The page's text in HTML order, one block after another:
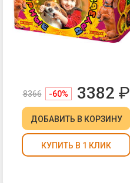
8366 -60% 3382 ₽
ДОБАВИТЬ В КОРЗИНУ
КУПИТЬ В 1 КЛИК